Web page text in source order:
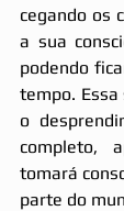
cegando os
a sua
podendo
tempo.
o
completo,
tomará
parte do